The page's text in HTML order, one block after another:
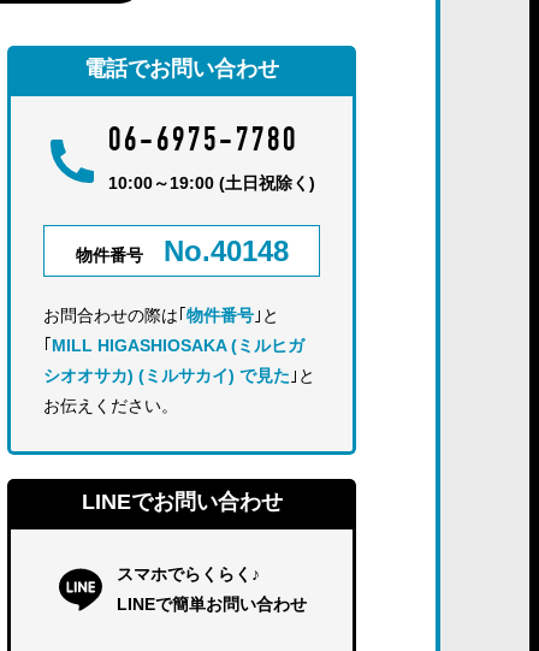
電話でお問い合わせ
06-6975-7780
10:00～19:00 (土日祝除く)
物件番号 No.40148
お問合わせの際は｢ 物件番号 ｣と
MILL HIGASHIOSAKA (ミルヒガ
シオオサカ) (ミルサカイ) で見た ｣と
お伝えください。
LINEでお問い合わせ
スマホでらくらく♪
LINEで簡単お問い合わせ